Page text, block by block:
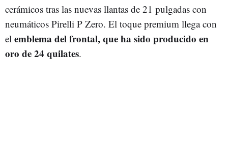
cerámicos tras las nuevas llantas de 21 pulgadas con
neumáticos Pirelli P Zero. El toque premium llega con
el emblema del frontal, que ha sido producido en
oro de 24 quilates.